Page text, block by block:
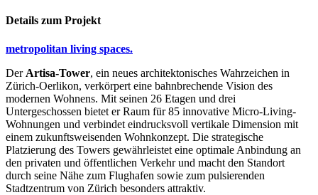
Details zum Projekt
metropolitan living spaces.
Der Artisa-Tower, ein neues architektonisches Wahrzeichen in
Zürich-Oerlikon, verkörpert eine bahnbrechende Vision des
modernen Wohnens. Mit seinen 26 Etagen und drei
Untergeschossen bietet er Raum für 85 innovative Micro-Living-
Wohnungen und verbindet eindrucksvoll vertikale Dimension mit
einem zukunftsweisenden Wohnkonzept. Die strategische
Platzierung des Towers gewährleistet eine optimale Anbindung an
den privaten und öffentlichen Verkehr und macht den Standort
durch seine Nähe zum Flughafen sowie zum pulsierenden
Stadtzentrum von Zürich besonders attraktiv.